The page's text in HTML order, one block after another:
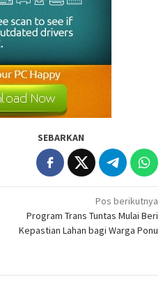
SEBARKAN
Pos berikutnya
Program Trans Tuntas Mulai Beri
Kepastian Lahan bagi Warga Ponu